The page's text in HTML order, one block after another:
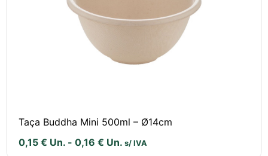
Taça Buddha Mini 500ml – Ø14cm
0,15 € Un. - 0,16 € Un. s/ IVA